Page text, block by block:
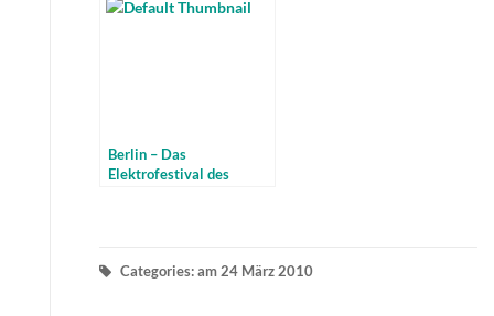
Berlin – Das
Elektrofestival des
Categories: am 24 März 2010